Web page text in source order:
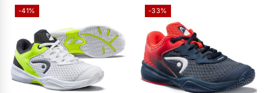
-41% -33%